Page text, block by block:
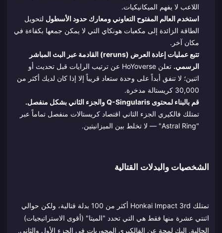
اللاعب لا يفهم الميكانيكيات.
استخدم العالم المفتوح التعاوني ومعارك حدود الأسطول لتحويل
الطاقة الزائدة إلى مكعبات هونكاي التي لا يمكن جمعها بكفاءة في
مكان آخر.
تتبع عمليات إعادة العرض (reruns) القادمة عبر البث المباشر
الرسمي.
تعلن HoYoverse عن ترتيب الرايات قبل تحديث أو
اثنين؛ لا تنفق أبداً على وحدة ستعاد قريباً إلا إذا كان لديك أكثر من
30,000 كريستالة مدخرة.
قم بالبناء لمحتوى Q-Singularis والجزء الثاني بشكل منفصل.
تمتلك فالكيري الجزء الثاني اقتصاد كريستالات منفصل تماماً عبر
"Astral Ring" — لا تخلط بين الميزانيتين.
الشخصيات والبدلات القتالية
تمتلك Honkai Impact 3rd أكثر من 100 بدلة قتالية، ولكن حوالي
اثنتي عشرة منها فقط هي التي تحدد "الميتا" (أقوى الاستراتيجيات)
الحالية. إليك لمحة عن الفالكيري المحوريات في الجزء الأول والثاني.